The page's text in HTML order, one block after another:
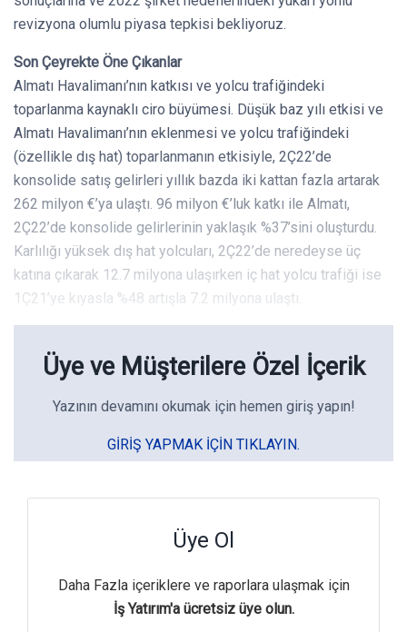
revizyona olumlu piyasa tepkisi bekliyoruz.
Son Çeyrekte Öne Çıkanlar
Almatı Havalimanı’nın katkısı ve yolcu trafiğindeki
toparlanma kaynaklı ciro büyümesi. Düşük baz yılı etkisi ve
Almatı Havalimanı’nın eklenmesi ve yolcu trafiğindeki
(özellikle dış hat) toparlanmanın etkisiyle, 2Ç22’de
konsolide satış gelirleri yıllık bazda iki kattan fazla artarak
262 milyon €’ya ulaştı. 96 milyon €’luk katkı ile Almatı,
2Ç22’de konsolide gelirlerinin yaklaşık %37’sini oluşturdu.
Karlılığı yüksek dış hat yolcuları, 2Ç22’de neredeyse üç
katına çıkarak 12.7 milyona ulaşırken iç hat yolcu trafiği ise
1Ç21’ye kıyasla %48 artışla 7.2 milyona ulaştı.
Üye ve Müşterilere Özel İçerik
Yazının devamını okumak için hemen giriş yapın!
GIRIŞ YAPMAK IÇIN TIKLAYIN.
Üye Ol
Daha Fazla içeriklere ve raporlara ulaşmak için
İş Yatırım'a ücretsiz üye olun.